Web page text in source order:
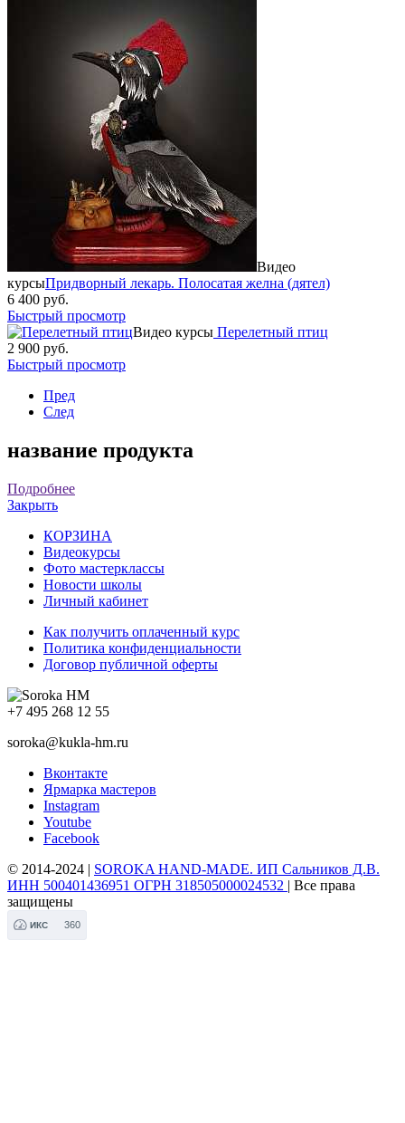
Видео
курсыПридворный лекарь. Полосатая желна (дятел)
6 400 руб.
Быстрый просмотр
Видео курсы Перелетный птиц
2 900 руб.
Быстрый просмотр
Пред
След
название продукта
Подробнее
Закрыть
КОРЗИНА
Видеокурсы
Фото мастерклассы
Новости школы
Личный кабинет
Как получить оплаченный курс
Политика конфиденциальности
Договор публичной оферты
+7 495 268 12 55
soroka@kukla-hm.ru
Вконтакте
Ярмарка мастеров
Instagram
Youtube
Facebook
© 2014-2024 | SOROKA HAND-MADE. ИП Сальников Д.В.
ИНН 500401436951 ОГРН 318505000024532 | Все права
защищены
ИКС 360